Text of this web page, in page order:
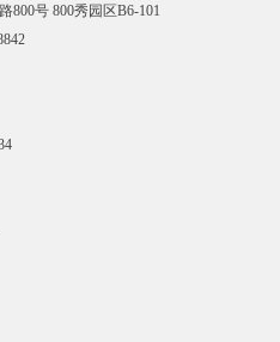
800号 800秀园区B6-101